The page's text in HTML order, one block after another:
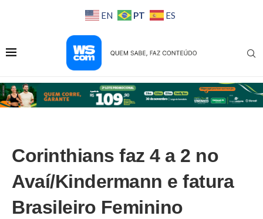
EN PT ES
Corinthians faz 4 a 2 no
Avaí/Kindermann e fatura
Brasileiro Feminino